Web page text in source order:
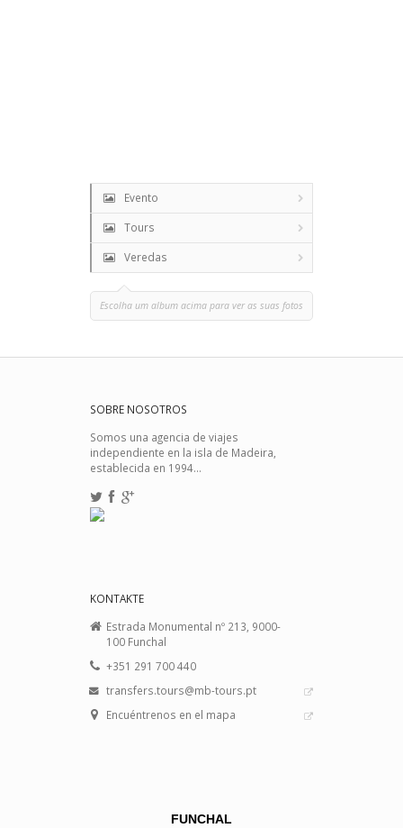
Evento
Tours
Veredas
Escolha um album acima para ver as suas fotos
SOBRE NOSOTROS
Somos una agencia de viajes
independiente en la isla de Madeira,
establecida en 1994...
KONTAKTE
Estrada Monumental nº 213, 9000-
100 Funchal
+351 291 700 440
transfers.tours@mb-tours.pt
Encuéntrenos en el mapa